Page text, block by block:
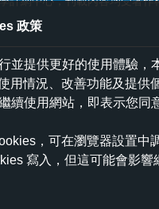
政策
並提供更好的使用體驗，
用情況、改善功能及提供
續使用網站，即表示您同
，可在瀏覽器設置中
寫入，但這可能會影響